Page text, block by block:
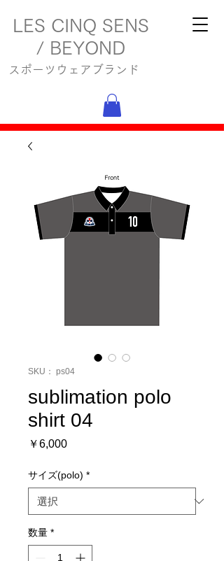
LES CINQ SENS
/ BEYOND
スポーツウェアブランド
SKU： ps04
sublimation polo
shirt 04
￥6,000価
サイズ(polo) *
数量 *